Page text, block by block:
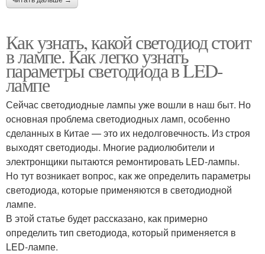
Как узнать, какой светодиод стоит
в лампе. Как легко узнать
параметры светодиода в LED-
лампе
Сейчас светодиодные лампы уже вошли в наш быт. Но
основная проблема светодиодных ламп, особенно
сделанных в Китае — это их недолговечность. Из строя
выходят светодиоды. Многие радиолюбители и
электронщики пытаются ремонтировать LED-лампы.
Но тут возникает вопрос, как же определить параметры
светодиода, которые применяются в светодиодной
лампе.
В этой статье будет рассказано, как примерно
определить тип светодиода, который применяется в
LED-лампе.